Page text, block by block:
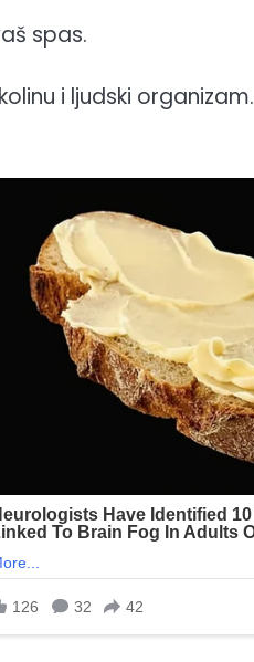
spas.
i ljudski organizam.